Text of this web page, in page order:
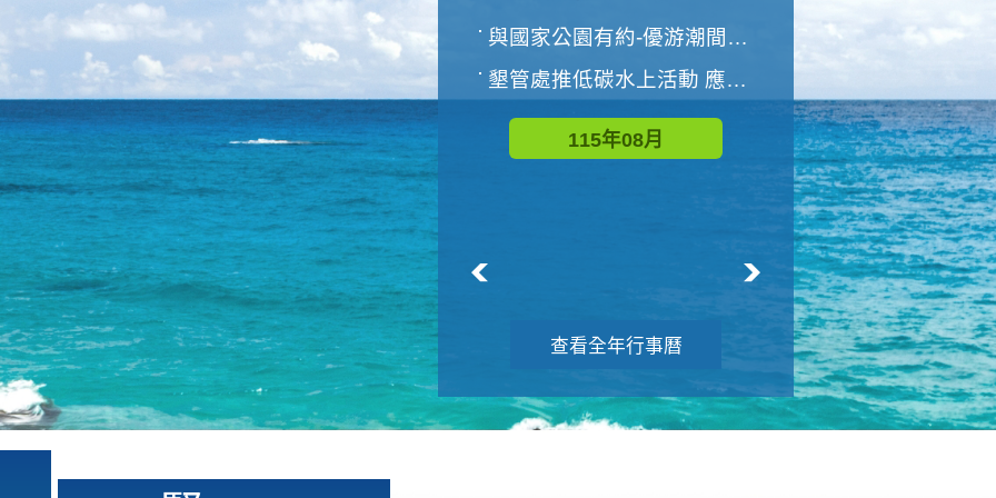
與國家公園有約-優游潮間探險者
墾管處推低碳水上活動 應屆畢業生限額免費參加
115年08月
世界地球清潔日 墾管處辦理「2026年墾丁國家公園沙灘淨灘活動
115年09月
查看全年行事曆